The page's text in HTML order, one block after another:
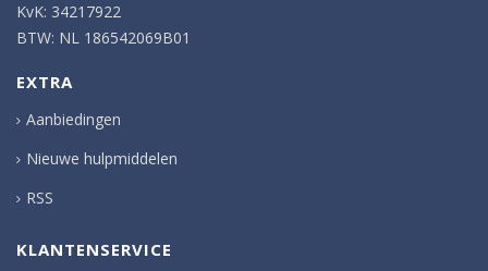
KvK: 34217922
BTW: NL 186542069B01
EXTRA
Aanbiedingen
Nieuwe hulpmiddelen
RSS
KLANTENSERVICE